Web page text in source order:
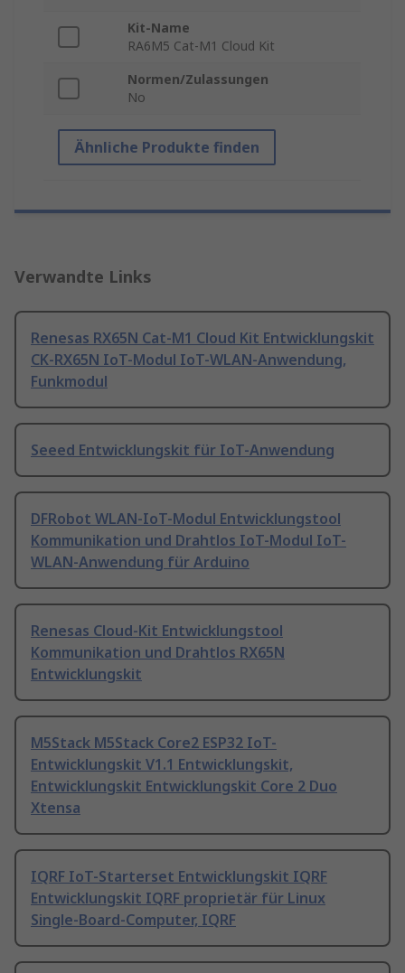
Kit-Name
RA6M5 Cat-M1 Cloud Kit
Normen/Zulassungen
No
Ähnliche Produkte finden
Verwandte Links
Renesas RX65N Cat-M1 Cloud Kit Entwicklungskit
CK-RX65N IoT-Modul IoT-WLAN-Anwendung,
Funkmodul
Seeed Entwicklungskit für IoT-Anwendung
DFRobot WLAN-IoT-Modul Entwicklungstool
Kommunikation und Drahtlos IoT-Modul IoT-
WLAN-Anwendung für Arduino
Renesas Cloud-Kit Entwicklungstool
Kommunikation und Drahtlos RX65N
Entwicklungskit
M5Stack M5Stack Core2 ESP32 IoT-
Entwicklungskit V1.1 Entwicklungskit,
Entwicklungskit Entwicklungskit Core 2 Duo
Xtensa
IQRF IoT-Starterset Entwicklungskit IQRF
Entwicklungskit IQRF proprietär für Linux
Single-Board-Computer, IQRF